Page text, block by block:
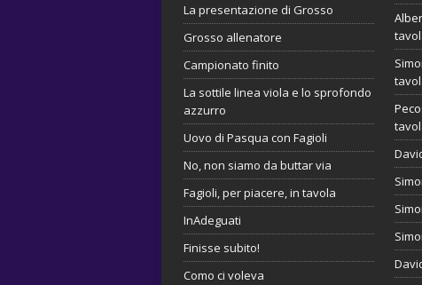
La presentazione di Grosso
Grosso allenatore
Campionato finito
La sottile linea viola e lo sprofondo
azzurro
Uovo di Pasqua con Fagioli
No, non siamo da buttar via
Fagioli, per piacere, in tavola
InAdeguati
Finisse subito!
Como ci voleva